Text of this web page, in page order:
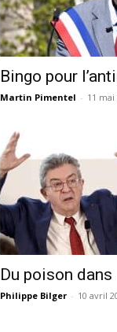
Bingo pour
Martin Pimentel - 11 mai
Du poison dans
Philippe Bilger - 10 avril